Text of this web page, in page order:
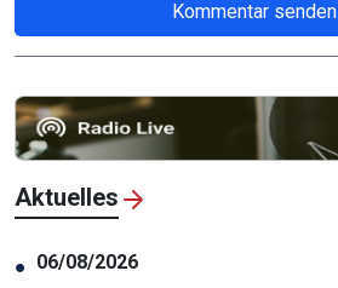
Kommentar senden
Aktuelles
● 06/08/2026